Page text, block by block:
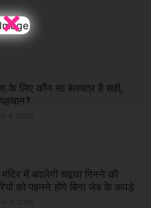
×
के लिए कौन सा बेलपत्र है सही,
में बदलेगी चढ़ावा गिनने की
को पहनने होंगे बिना जेब के कपड़े